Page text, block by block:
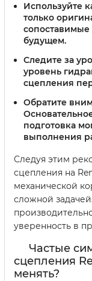
Используйте
только
сопоставимые
будущем.
Следите за
уровень
сцепления
Обратите
подготовка
выполнения
Следуя этим
сцепления на
механической
сложной
уверенность в
Частые
сцепления
менять?